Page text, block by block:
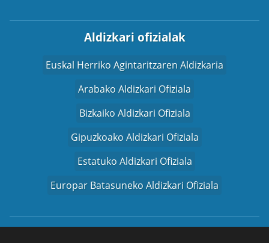
Aldizkari ofizialak
Euskal Herriko Agintaritzaren Aldizkaria
Arabako Aldizkari Ofiziala
Bizkaiko Aldizkari Ofiziala
Gipuzkoako Aldizkari Ofiziala
Estatuko Aldizkari Ofiziala
Europar Batasuneko Aldizkari Ofiziala